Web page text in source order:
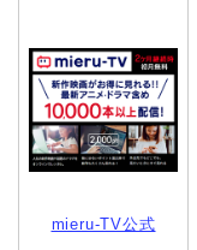
mieru-TV公式